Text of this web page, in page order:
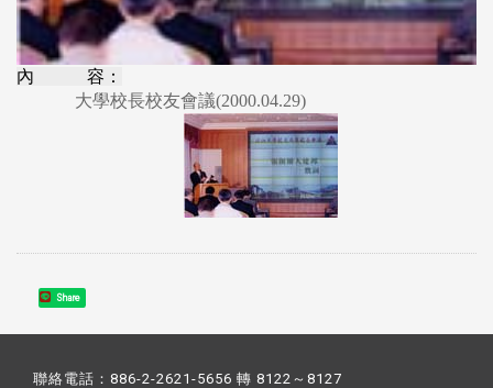
內 容：
大學校長校友會議(2000.04.29)
Share
聯絡電話：886-2-2621-5656 轉 8122～8127